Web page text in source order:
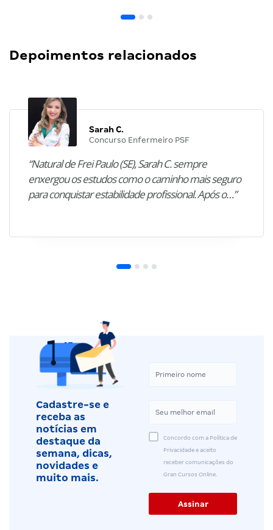
Depoimentos relacionados
Sarah C.
Concurso Enfermeiro PSF
“Natural de Frei Paulo (SE), Sarah C. sempre
enxergou os estudos como o caminho mais seguro
para conquistar estabilidade profissional. Após o…”
Cadastre-se e
receba as
notícias em
destaque da
semana, dicas,
novidades e
muito mais.
Concordo com a Política de
Privacidade e aceito
receber comunicações do
Gran Cursos Online.